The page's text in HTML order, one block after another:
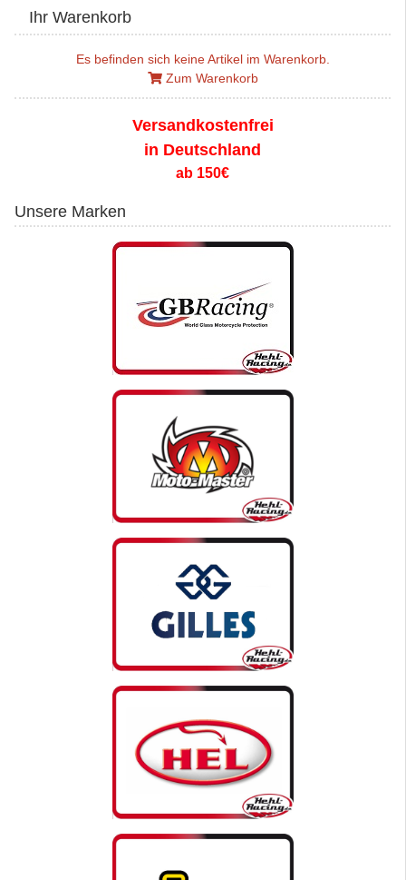
Ihr Warenkorb
Es befinden sich keine Artikel im Warenkorb.
Zum Warenkorb
Versandkostenfrei
in Deutschland
ab 150€
Unsere Marken